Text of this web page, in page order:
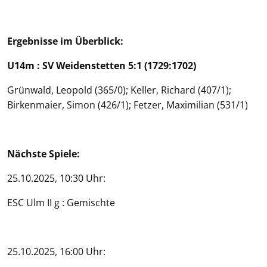
Ergebnisse im Überblick:
U14m : SV Weidenstetten 5:1 (1729:1702)
Grünwald, Leopold (365/0); Keller, Richard (407/1);
Birkenmaier, Simon (426/1); Fetzer, Maximilian (531/1)
Nächste Spiele:
25.10.2025, 10:30 Uhr:
ESC Ulm II g : Gemischte
25.10.2025, 16:00 Uhr: